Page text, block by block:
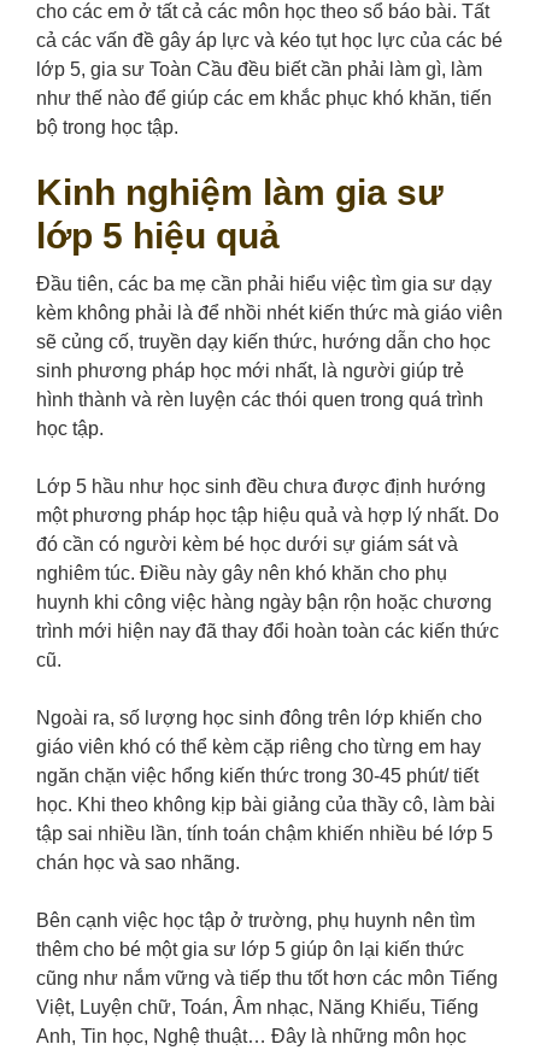
cho các em ở tất cả các môn học theo sổ báo bài. Tất
cả các vấn đề gây áp lực và kéo tụt học lực của các bé
lớp 5, gia sư Toàn Cầu đều biết cần phải làm gì, làm
như thế nào để giúp các em khắc phục khó khăn, tiến
bộ trong học tập.
Kinh nghiệm làm gia sư
lớp 5 hiệu quả
Đầu tiên, các ba mẹ cần phải hiểu việc tìm gia sư dạy
kèm không phải là để nhồi nhét kiến thức mà giáo viên
sẽ củng cố, truyền dạy kiến thức, hướng dẫn cho học
sinh phương pháp học mới nhất, là người giúp trẻ
hình thành và rèn luyện các thói quen trong quá trình
học tập.
Lớp 5 hầu như học sinh đều chưa được định hướng
một phương pháp học tập hiệu quả và hợp lý nhất. Do
đó cần có người kèm bé học dưới sự giám sát và
nghiêm túc. Điều này gây nên khó khăn cho phụ
huynh khi công việc hàng ngày bận rộn hoặc chương
trình mới hiện nay đã thay đổi hoàn toàn các kiến thức
cũ.
Ngoài ra, số lượng học sinh đông trên lớp khiến cho
giáo viên khó có thể kèm cặp riêng cho từng em hay
ngăn chặn việc hổng kiến thức trong 30-45 phút/ tiết
học. Khi theo không kịp bài giảng của thầy cô, làm bài
tập sai nhiều lần, tính toán chậm khiến nhiều bé lớp 5
chán học và sao nhãng.
Bên cạnh việc học tập ở trường, phụ huynh nên tìm
thêm cho bé một gia sư lớp 5 giúp ôn lại kiến thức
cũng như nắm vững và tiếp thu tốt hơn các môn Tiếng
Việt, Luyện chữ, Toán, Âm nhạc, Năng Khiếu, Tiếng
Anh, Tin học, Nghệ thuật… Đây là những môn học